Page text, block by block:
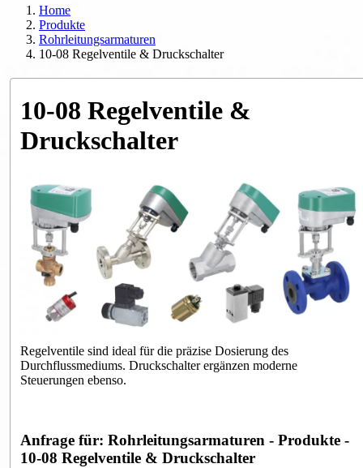
Home
Produkte
Rohrleitungsarmaturen
10-08 Regelventile & Druckschalter
10-08 Regelventile &
Druckschalter
Regelventile sind ideal für die präzise Dosierung des
Durchflussmediums. Druckschalter ergänzen moderne
Steuerungen ebenso.
Anfrage für: Rohrleitungsarmaturen - Produkte -
10-08 Regelventile & Druckschalter